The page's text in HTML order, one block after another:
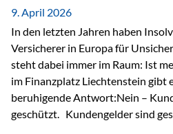
Managementqualität…
9. April 2026
In den letzten Jahren haben
Versicherer in Europa für
steht dabei immer im Raum: Ist
im Finanzplatz Liechtenstein gibt
beruhigende Antwort:Nein –
geschützt. Kundengelder sind